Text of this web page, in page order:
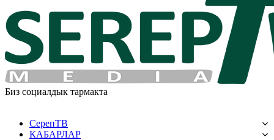
Биз социалдык тармакта
СерепТВ
КАБАРЛАР